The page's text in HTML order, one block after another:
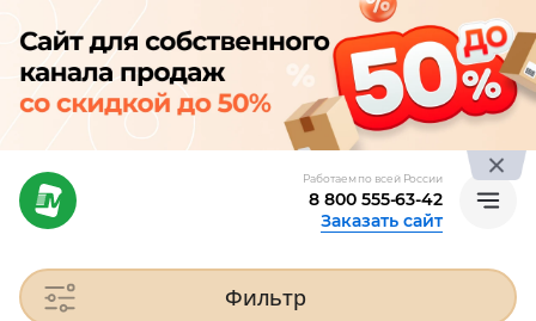
Работаем по всей России
8 800 555-63-42
Заказать сайт
Фильтр